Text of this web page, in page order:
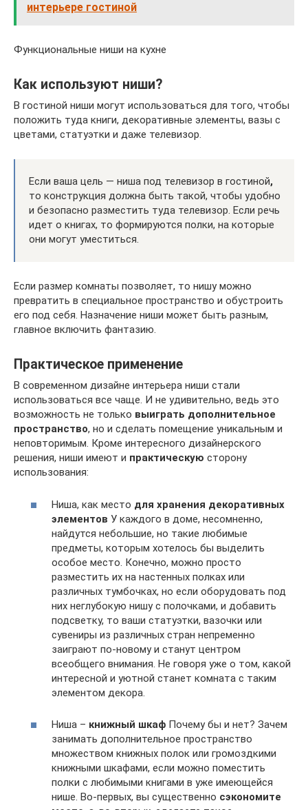
интерьере гостиной
Функциональные ниши на кухне
Как используют ниши?
В гостиной ниши могут использоваться для того, чтобы
положить туда книги, декоративные элементы, вазы с
цветами, статуэтки и даже телевизор.
Если ваша цель — ниша под телевизор в гостиной,
то конструкция должна быть такой, чтобы удобно
и безопасно разместить туда телевизор. Если речь
идет о книгах, то формируются полки, на которые
они могут уместиться.
Если размер комнаты позволяет, то нишу можно
превратить в специальное пространство и обустроить
его под себя. Назначение ниши может быть разным,
главное включить фантазию.
Практическое применение
В современном дизайне интерьера ниши стали
использоваться все чаще. И не удивительно, ведь это
возможность не только выиграть дополнительное
пространство, но и сделать помещение уникальным и
неповторимым. Кроме интересного дизайнерского
решения, ниши имеют и практическую сторону
использования:
Ниша, как место для хранения декоративных
элементов У каждого в доме, несомненно,
найдутся небольшие, но такие любимые
предметы, которым хотелось бы выделить
особое место. Конечно, можно просто
разместить их на настенных полках или
различных тумбочках, но если оборудовать под
них неглубокую нишу с полочками, и добавить
подсветку, то ваши статуэтки, вазочки или
сувениры из различных стран непременно
заиграют по-новому и станут центром
всеобщего внимания. Не говоря уже о том, какой
интересной и уютной станет комната с таким
элементом декора.
Ниша – книжный шкаф Почему бы и нет? Зачем
занимать дополнительное пространство
множеством книжных полок или громоздкими
книжными шкафами, если можно поместить
полки с любимыми книгами в уже имеющейся
нише. Во-первых, вы существенно сэкономите